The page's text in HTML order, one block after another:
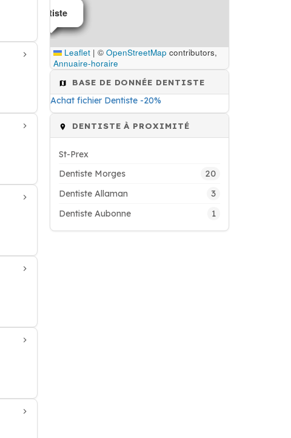
Dentiste
Dentiste
Dentiste
Leaflet | © OpenStreetMap contributors,
Annuaire-horaire
BASE DE DONNÉE DENTISTE
Achat fichier Dentiste -20%
DENTISTE À PROXIMITÉ
St-Prex
Dentiste Morges
20
Dentiste Allaman 3
Dentiste Aubonne 1